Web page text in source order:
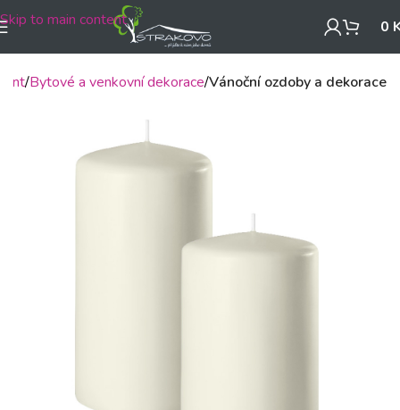
Skip to main content 0
Bytové a venkovní dekorace Vánoční ozdoby a dekorace